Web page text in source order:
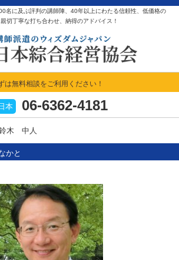
名に及ぶ評判の講師陣、40年以上にわたる信頼性、低価格の
切丁寧な打ち合わせ、納得のアドバイス！
は無料相談をご利用ください！
本 06-6362-4181
木 中人
かと